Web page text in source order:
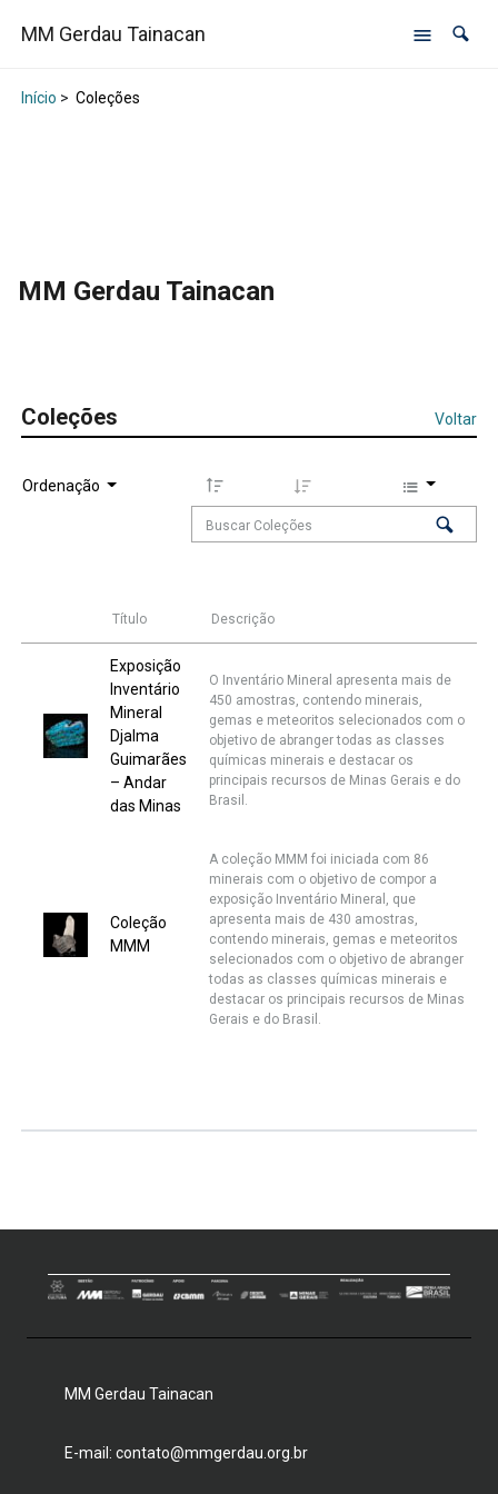
MM Gerdau Tainacan
Início > Coleções
MM Gerdau Tainacan
Coleções Voltar
Ordenação
Título Descrição
Exposição
Inventário
Mineral
Djalma
Guimarães
– Andar
das Minas
O Inventário Mineral apresenta mais de
450 amostras, contendo minerais,
gemas e meteoritos selecionados com o
objetivo de abranger todas as classes
químicas minerais e destacar os
principais recursos de Minas Gerais e do
Brasil.
Coleção
MMM
A coleção MMM foi iniciada com 86
minerais com o objetivo de compor a
exposição Inventário Mineral, que
apresenta mais de 430 amostras,
contendo minerais, gemas e meteoritos
selecionados com o objetivo de abranger
todas as classes químicas minerais e
destacar os principais recursos de Minas
Gerais e do Brasil.
MM Gerdau Tainacan
E-mail: contato@mmgerdau.org.br